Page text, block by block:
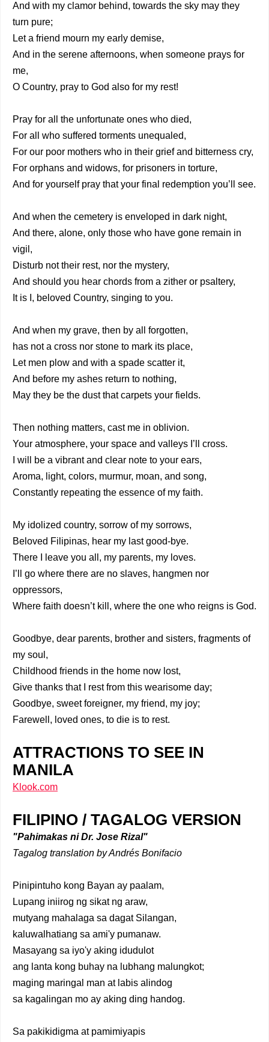
And with my clamor behind, towards the sky may they
turn pure;
Let a friend mourn my early demise,
And in the serene afternoons, when someone prays for
me,
O Country, pray to God also for my rest!
Pray for all the unfortunate ones who died,
For all who suffered torments unequaled,
For our poor mothers who in their grief and bitterness cry,
For orphans and widows, for prisoners in torture,
And for yourself pray that your final redemption you’ll see.
And when the cemetery is enveloped in dark night,
And there, alone, only those who have gone remain in
vigil,
Disturb not their rest, nor the mystery,
And should you hear chords from a zither or psaltery,
It is I, beloved Country, singing to you.
And when my grave, then by all forgotten,
has not a cross nor stone to mark its place,
Let men plow and with a spade scatter it,
And before my ashes return to nothing,
May they be the dust that carpets your fields.
Then nothing matters, cast me in oblivion.
Your atmosphere, your space and valleys I’ll cross.
I will be a vibrant and clear note to your ears,
Aroma, light, colors, murmur, moan, and song,
Constantly repeating the essence of my faith.
My idolized country, sorrow of my sorrows,
Beloved Filipinas, hear my last good-bye.
There I leave you all, my parents, my loves.
I’ll go where there are no slaves, hangmen nor
oppressors,
Where faith doesn’t kill, where the one who reigns is God.
Goodbye, dear parents, brother and sisters, fragments of
my soul,
Childhood friends in the home now lost,
Give thanks that I rest from this wearisome day;
Goodbye, sweet foreigner, my friend, my joy;
Farewell, loved ones, to die is to rest.
ATTRACTIONS TO SEE IN
MANILA
Klook.com
FILIPINO / TAGALOG VERSION
"Pahimakas ni Dr. Jose Rizal"
Tagalog translation by Andrés Bonifacio
Pinipintuho kong Bayan ay paalam,
Lupang iniirog ng sikat ng araw,
mutyang mahalaga sa dagat Silangan,
kaluwalhatiang sa ami'y pumanaw.
Masayang sa iyo'y aking idudulot
ang lanta kong buhay na lubhang malungkot;
maging maringal man at labis alindog
sa kagalingan mo ay aking ding handog.
Sa pakikidigma at pamimiyapis